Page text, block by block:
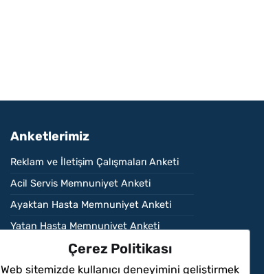
Anketlerimiz
Reklam ve İletişim Çalışmaları Anketi
Acil Servis Memnuniyet Anketi
Ayaktan Hasta Memnuniyet Anketi
Yatan Hasta Memnuniyet Anketi
Çalışan Memnuniyet Anketi
Çerez Politikası
Web sitemizde kullanıcı deneyimini geliştirmek